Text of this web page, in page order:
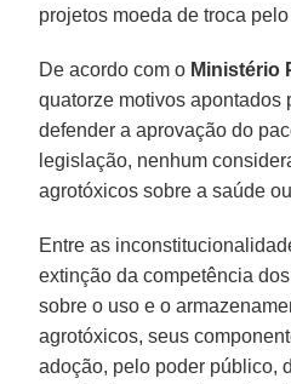
projetos moeda de troca
De acordo com o Ministério
quatorze motivos apontados
defender a aprovação do
legislação, nenhum
agrotóxicos sobre a saúde
Entre as
extinção da competência
sobre o uso e o
agrotóxicos, seus
adoção, pelo poder público,